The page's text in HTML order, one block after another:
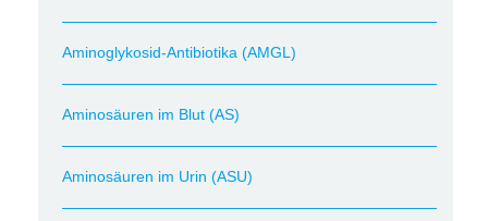
Aminoglykosid-Antibiotika (AMGL)
Aminosäuren im Blut (AS)
Aminosäuren im Urin (ASU)